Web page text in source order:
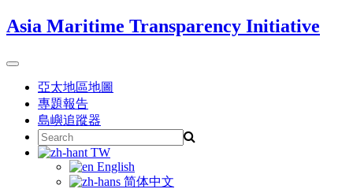
Skip
to
Asia Maritime Transparency Initiative
Toggle
navigation亞太地區地圖
專題報告
島嶼追蹤器
Search
for:
TW
English
简体中文